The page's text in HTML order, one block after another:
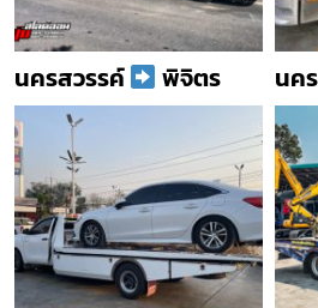
นครสวรรค์ พิจิตร นค